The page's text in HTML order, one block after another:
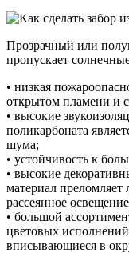
Прозрачный или
пропускает
• низкая
открытом пламени и
• высокие
поликарбоната
шума;
• устойчивость к
• высокие
материал преломляет
рассеянное
• большой
цветовых
вписывающиеся в